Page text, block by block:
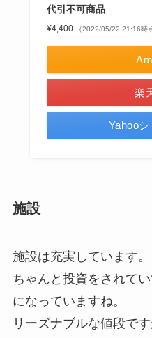
代引不可商品
¥4,400 （2022/05/22 21:16時
楽
Yahoo
施設
施設は充実しています。
ちゃんと投資をされて
になっていますね。
リーズナブルな値段で